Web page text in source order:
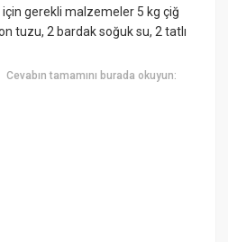
için gerekli malzemeler 5 kg çiğ
tuzu, 2 bardak soğuk su, 2 tatlı
Cevabın tamamını burada okuyun: